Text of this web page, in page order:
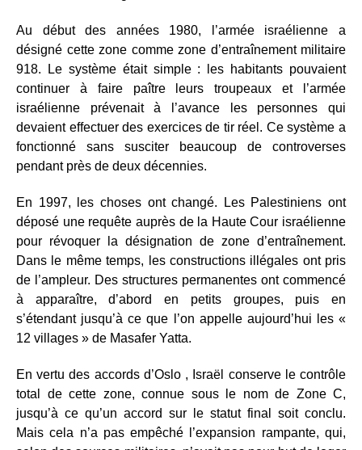
Au début des années 1980, l’armée israélienne a
désigné cette zone comme zone d’entraînement militaire
918. Le système était simple : les habitants pouvaient
continuer à faire paître leurs troupeaux et l’armée
israélienne prévenait à l’avance les personnes qui
devaient effectuer des exercices de tir réel. Ce système a
fonctionné sans susciter beaucoup de controverses
pendant près de deux décennies.
En 1997, les choses ont changé. Les Palestiniens ont
déposé une requête auprès de la Haute Cour israélienne
pour révoquer la désignation de zone d’entraînement.
Dans le même temps, les constructions illégales ont pris
de l’ampleur. Des structures permanentes ont commencé
à apparaître, d’abord en petits groupes, puis en
s’étendant jusqu’à ce que l’on appelle aujourd’hui les «
12 villages » de Masafer Yatta.
En vertu des accords d’Oslo , Israël conserve le contrôle
total de cette zone, connue sous le nom de Zone C,
jusqu’à ce qu’un accord sur le statut final soit conclu.
Mais cela n’a pas empêché l’expansion rampante, qui,